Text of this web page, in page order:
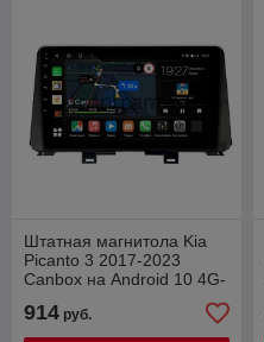
Штатная магнитола Kia
Picanto 3 2017-2023
Canbox на Android 10 4G-
QLed
914 руб.